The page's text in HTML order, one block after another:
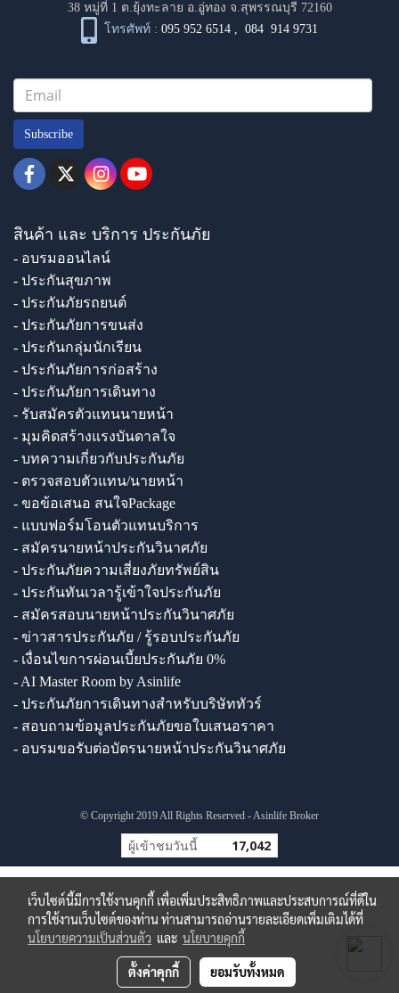
38 หมู่ที่ 1 ต.ยุ้งทะลาย อ.อู่ทอง จ.สุพรรณบุรี 72160
โทรศัพท์ : 095 952 6514 ,084 914 9731
Subscribe
สินค้า และ บริการ ประกันภัย
- อบรมออนไลน์
- ประกันสุขภาพ
- ประกันภัยรถยนต์
- ประกันภัยการขนส่ง
- ประกันกลุ่มนักเรียน
- ประกันภัยการก่อสร้าง
- ประกันภัยการเดินทาง
- รับสมัครตัวแทนนายหน้า
- มุมคิดสร้างแรงบันดาลใจ
- บทความเกี่ยวกับประกันภัย
- ตรวจสอบตัวแทน/นายหน้า
- ขอข้อเสนอ สนใจPackage
- แบบฟอร์มโอนตัวแทนบริการ
- สมัครนายหน้าประกันวินาศภัย
- ประกันภัยความเสี่ยงภัยทรัพย์สิน
- ประกันทันเวลารู้เข้าใจประกันภัย
- สมัครสอบนายหน้าประกันวินาศภัย
- ข่าวสารประกันภัย / รู้รอบประกันภัย
- เงื่อนไขการผ่อนเบี้ยประกันภัย 0%
- AI Master Room by Asinlife
- ประกันภัยการเดินทางสำหรับบริษัททัวร์
- สอบถามข้อมูลประกันภัยขอใบเสนอราคา
- อบรมขอรับต่อบัตรนายหน้าประกันวินาศภัย
© Copyright 2019 All Rights Reserved - Asinlife Broker
ผู้เข้าชมวันนี้ 17,042
เว็บไซต์นี้มีการใช้งานคุกกี้ เพื่อเพิ่มประสิทธิภาพและประสบการณ์ที่ดีใน
การใช้งานเว็บไซต์ของท่าน ท่านสามารถอ่านรายละเอียดเพิ่มเติมได้ที่
นโยบายความเป็นส่วนตัว และ นโยบายคุกกี้
ตั้งค่าคุกกี้ ยอมรับทั้งหมด